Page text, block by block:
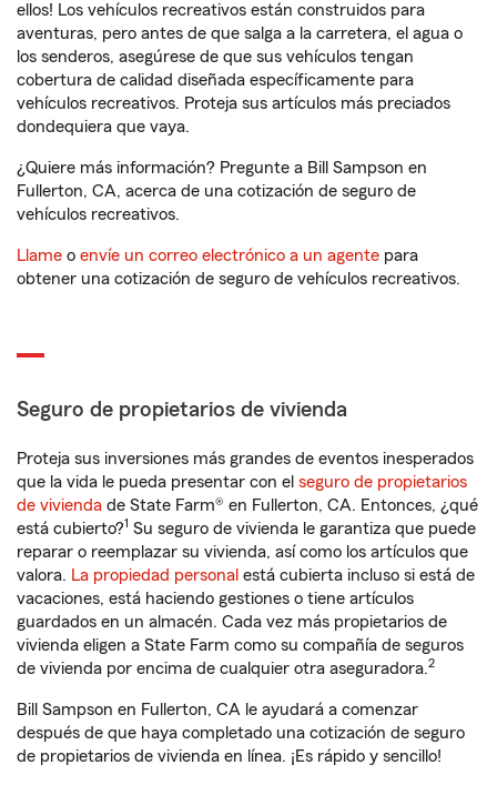
ellos! Los vehículos recreativos están construidos para
aventuras, pero antes de que salga a la carretera, el agua o
los senderos, asegúrese de que sus vehículos tengan
cobertura de calidad diseñada específicamente para
vehículos recreativos. Proteja sus artículos más preciados
dondequiera que vaya.
¿Quiere más información? Pregunte a Bill Sampson en
Fullerton, CA, acerca de una cotización de seguro de
vehículos recreativos.
Llame o envíe un correo electrónico a un agente para
obtener una cotización de seguro de vehículos recreativos.
Seguro de propietarios de vivienda
Proteja sus inversiones más grandes de eventos inesperados
que la vida le pueda presentar con el seguro de propietarios
de vivienda de State Farm® en Fullerton, CA. Entonces, ¿qué
está cubierto?1 Su seguro de vivienda le garantiza que puede
reparar o reemplazar su vivienda, así como los artículos que
valora. La propiedad personal está cubierta incluso si está de
vacaciones, está haciendo gestiones o tiene artículos
guardados en un almacén. Cada vez más propietarios de
vivienda eligen a State Farm como su compañía de seguros
de vivienda por encima de cualquier otra aseguradora.2
Bill Sampson en Fullerton, CA le ayudará a comenzar
después de que haya completado una cotización de seguro
de propietarios de vivienda en línea. ¡Es rápido y sencillo!